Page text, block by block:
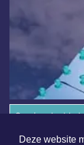
Deze website
Overige